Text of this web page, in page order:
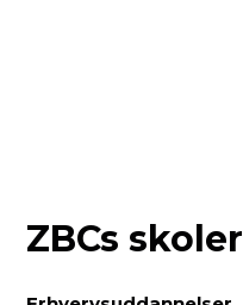
ZBCs skoler